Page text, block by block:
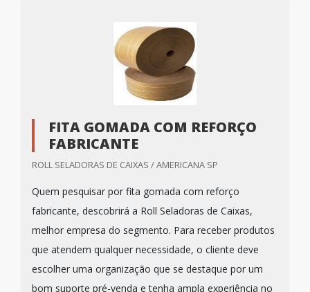
FITA GOMADA COM REFORÇO
FABRICANTE
ROLL SELADORAS DE CAIXAS / AMERICANA SP
Quem pesquisar por fita gomada com reforço
fabricante, descobrirá a Roll Seladoras de Caixas,
melhor empresa do segmento. Para receber produtos
que atendem qualquer necessidade, o cliente deve
escolher uma organização que se destaque por um
bom suporte pré-venda e tenha ampla experiência no